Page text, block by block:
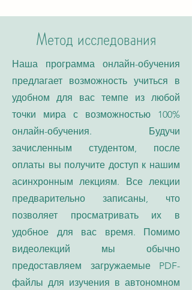
Метод исследования
Наша программа онлайн-обучения
предлагает возможность учиться в
удобном для вас темпе из любой
точки мира с возможностью 100%
онлайн-обучения. Будучи
зачисленным студентом, после
оплаты вы получите доступ к нашим
асинхронным лекциям. Все лекции
предварительно записаны, что
позволяет просматривать их в
удобное для вас время. Помимо
видеолекций мы обычно
предоставляем загружаемые PDF-
файлы для изучения в автономном